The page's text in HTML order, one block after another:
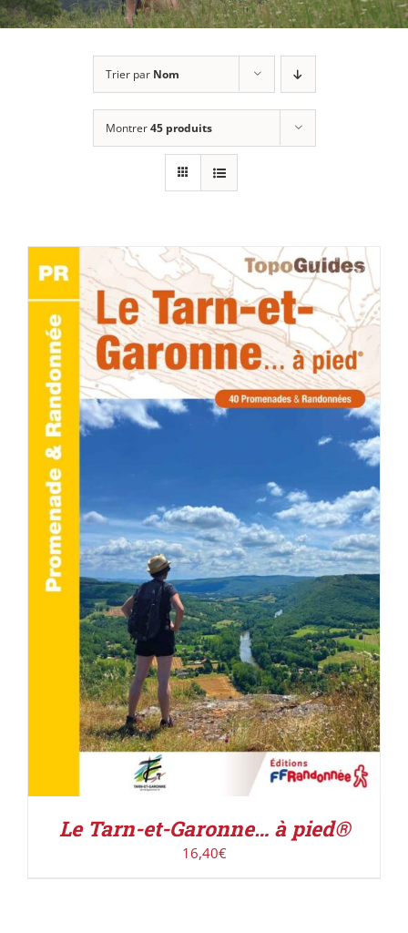
Trier par Nom
Montrer45 produits
AJOUTER AU PANIER / DÉTAILS
Le Tarn-et-Garonne… à pied®
16,40€